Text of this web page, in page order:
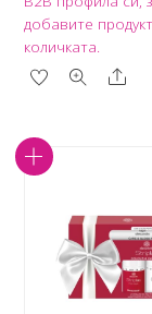
н
с
о
5
добавите
количката.